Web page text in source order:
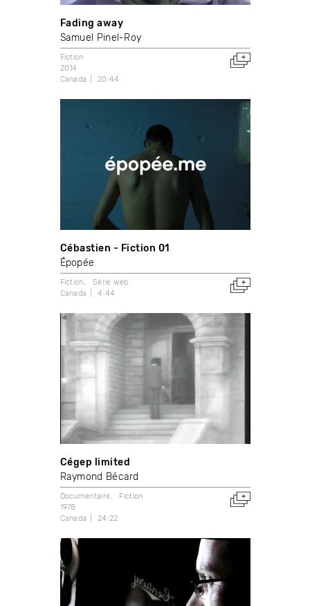
Fading away
Samuel Pinel-Roy
Fiction
2014
Canada
20:44
Cébastien - Fiction 01
Épopée
Fiction
Série web
Canada
4:44
Cégep limited
Raymond Bécard
Documentaire
Fiction
1978
Canada
24:22